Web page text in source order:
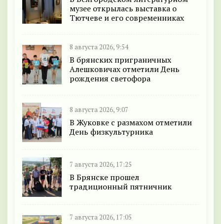
музее открылась выставка о
Тютчеве и его современниках
8 августа 2026, 9:54
В брянских приграничных
Алешковичах отметили День
рождения светофора
8 августа 2026, 9:07
В Жуковке с размахом отметили
День физкультурника
7 августа 2026, 17:25
В Брянске прошел
традиционный пятничник
7 августа 2026, 17:05